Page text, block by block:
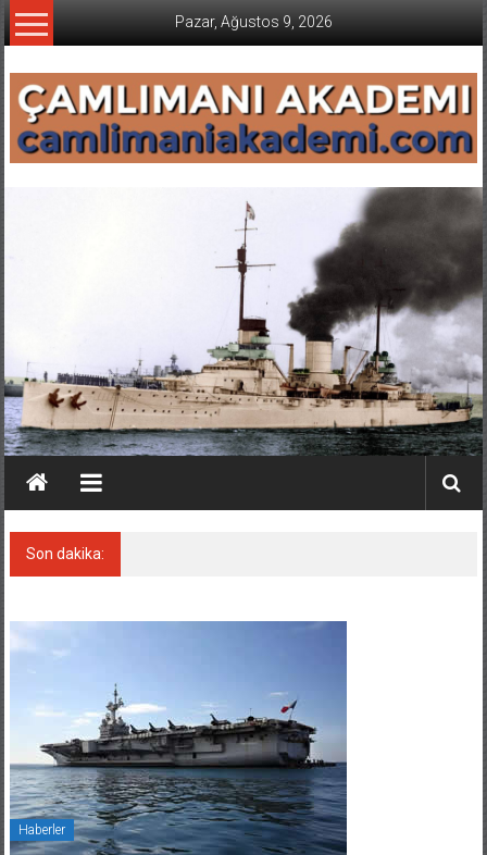
İçeriğe
geç
Pazar, Ağustos 9, 2026
Son dakika:
Haberler